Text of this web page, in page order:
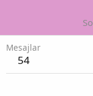
Mesajlar
54